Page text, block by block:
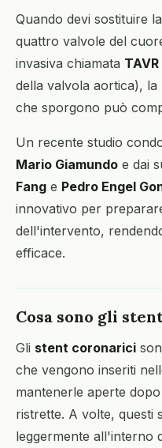
Quando devi sostituire la
quattro valvole del
invasiva chiamata TAVR
della valvola aortica),
che sporgono può
Un recente studio
Mario Giamundo e dai
Fang e Pedro Engel
innovativo per
dell'intervento,
efficace.
Cosa sono gli
Gli stent coronarici
che vengono inseriti
mantenerle aperte
ristrette. A volte, questi
leggermente all'interno